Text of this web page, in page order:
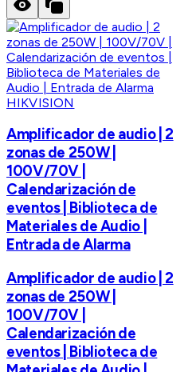
HIKVISION
Amplificador de audio | 2
zonas de 250W |
100V/70V |
Calendarización de
eventos | Biblioteca de
Materiales de Audio |
Entrada de Alarma
Amplificador de audio | 2
zonas de 250W |
100V/70V |
Calendarización de
eventos | Biblioteca de